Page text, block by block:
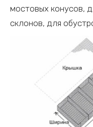
мостовых конусов,
склонов, для